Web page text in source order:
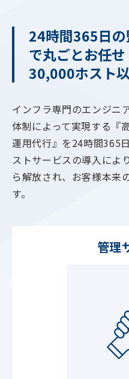
24時間365日
で丸ごとお任せ
30,000ホスト
インフラ専門のエンジニ
体制によって実現する『
運用代行』を24時間365
ストサービスの導入によ
ら解放され、お客様本来
す。
管理